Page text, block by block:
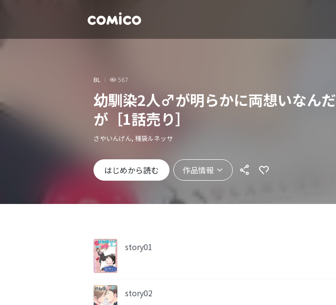
BL 567
幼馴染2人♂が明らかに両想いなんだ
が［1話売り］
さやいんげん, 種袋ルネッサ
はじめから読む 作品情報
story01
story02